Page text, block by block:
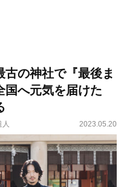
古の神社で『最後ま
国へ元気を届けた
人 2023.05.20